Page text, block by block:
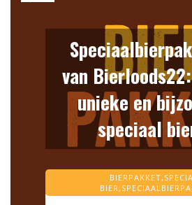
van
unieke en
speciaal
BIERPAKKET,
BIER,